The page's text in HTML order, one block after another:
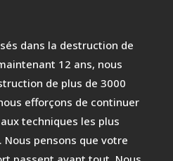
dans la destruction de
12 ans, nous
de plus de 3000
efforçons de continuer
techniques les plus
pensons que votre